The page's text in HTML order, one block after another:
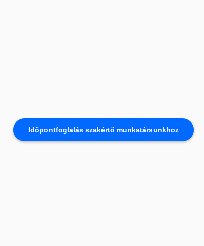
Időpontfoglalás szakértő munkatársunkhoz